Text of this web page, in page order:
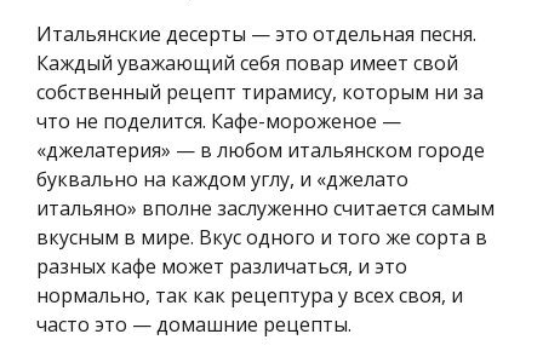
Итальянские десерты — это отдельная песня.
Каждый уважающий себя повар имеет свой
собственный рецепт тирамису, которым ни за
что не поделится. Кафе-мороженое —
«джелатерия» — в любом итальянском городе
буквально на каждом углу, и «джелато
итальяно» вполне заслуженно считается самым
вкусным в мире. Вкус одного и того же сорта в
разных кафе может различаться, и это
нормально, так как рецептура у всех своя, и
часто это — домашние рецепты.